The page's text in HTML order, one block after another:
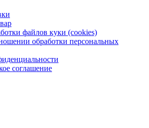
файлов куки (cookies)
обработки персональных
соглашение